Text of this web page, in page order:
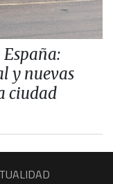
y nuevas
ciudad